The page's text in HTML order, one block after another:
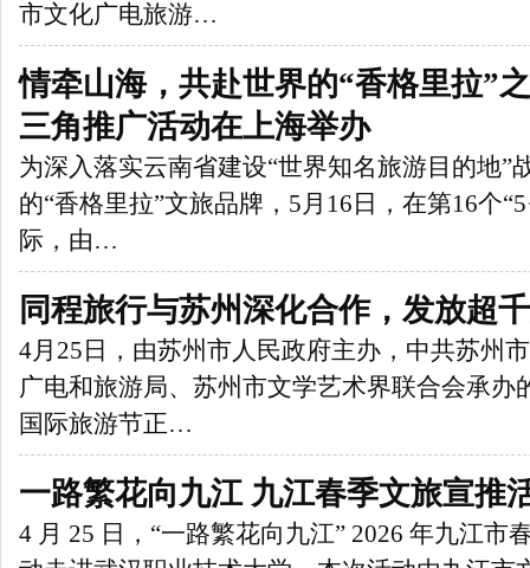
市文化广电旅游…
情牵山海，共赴世界的“香格里拉
三角推广活动在上海举办
为深入落实云南省建设“世界知名旅游目的地”
的“香格里拉”文旅品牌，5月16日，在第16个
际，由…
同程旅行与苏州深化合作，发放超
4月25日，由苏州市人民政府主办，中共苏州
广电和旅游局、苏州市文学艺术界联合会承办
国际旅游节正…
一路繁花向九江 九江春季文旅宣推
4 月 25 日，“一路繁花向九江” 2026 年九江市